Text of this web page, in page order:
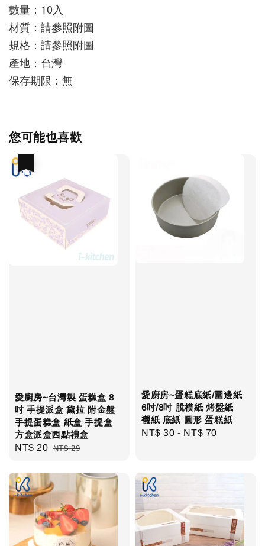
數量：10入
材質：請參照附圖
規格：請參照附圖
產地：台灣
保存期限：無
您可能也喜歡
愛廚房~台灣製 蛋糕盒 8
吋 手提派盒 黛拉 附金盤
手提蛋糕盒 紙盒 手提盒
方盒派盒西點禮盒
Sale
NT$ 20 Regular
NT$ 29
愛廚房~蛋糕底紙/圍邊紙
6吋/8吋 脫模紙 烤盤紙
襯紙 底紙 圓形 蛋糕紙
Regular
NT$ 30 - NT$ 70